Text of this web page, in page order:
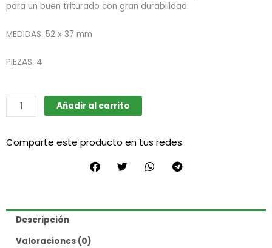
para un buen triturado con gran durabilidad.
MEDIDAS: 52 x 37 mm
PIEZAS: 4
Picador
Grinder
E32
Añadir al carrito
Comparte este producto en tus redes
Descripción
Valoraciones (0)